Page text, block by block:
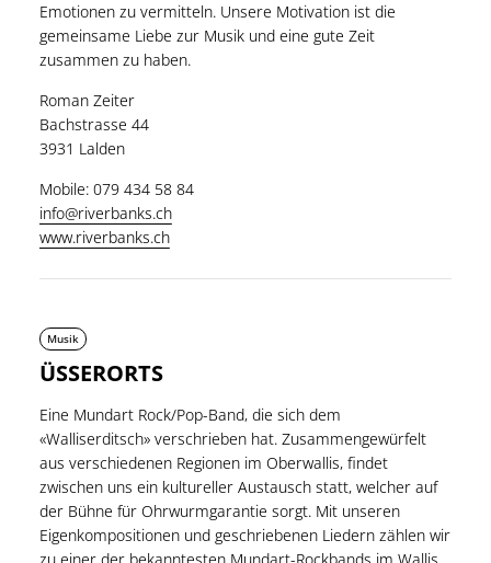
Emotionen zu vermitteln. Unsere Motivation ist die
gemeinsame Liebe zur Musik und eine gute Zeit
zusammen zu haben.
Roman Zeiter
Bachstrasse 44
3931 Lalden
Mobile: 079 434 58 84
info@riverbanks.ch
www.riverbanks.ch
Musik
ÜSSERORTS
Eine Mundart Rock/Pop-Band, die sich dem
«Walliserditsch» verschrieben hat. Zusammengewürfelt
aus verschiedenen Regionen im Oberwallis, findet
zwischen uns ein kultureller Austausch statt, welcher auf
der Bühne für Ohrwurmgarantie sorgt. Mit unseren
Eigenkompositionen und geschriebenen Liedern zählen wir